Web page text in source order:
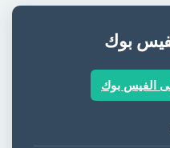
بوك
الفيس بوك